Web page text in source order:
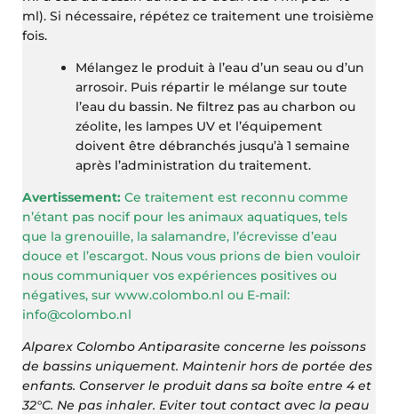
ml). Si nécessaire, répétez ce traitement une troisième
fois.
Mélangez le produit à l’eau d’un seau ou d’un
arrosoir. Puis répartir le mélange sur toute
l’eau du bassin. Ne filtrez pas au charbon ou
zéolite, les lampes UV et l’équipement
doivent être débranchés jusqu’à 1 semaine
après l’administration du traitement.
Avertissement: Ce traitement est reconnu comme
n’étant pas nocif pour les animaux aquatiques, tels
que la grenouille, la salamandre, l’écrevisse d’eau
douce et l’escargot. Nous vous prions de bien vouloir
nous communiquer vos expériences positives ou
négatives, sur www.colombo.nl ou E-mail:
info@colombo.nl
Alparex Colombo Antiparasite concerne les poissons
de bassins uniquement. Maintenir hors de portée des
enfants. Conserver le produit dans sa boîte entre 4 et
32°C. Ne pas inhaler. Eviter tout contact avec la peau